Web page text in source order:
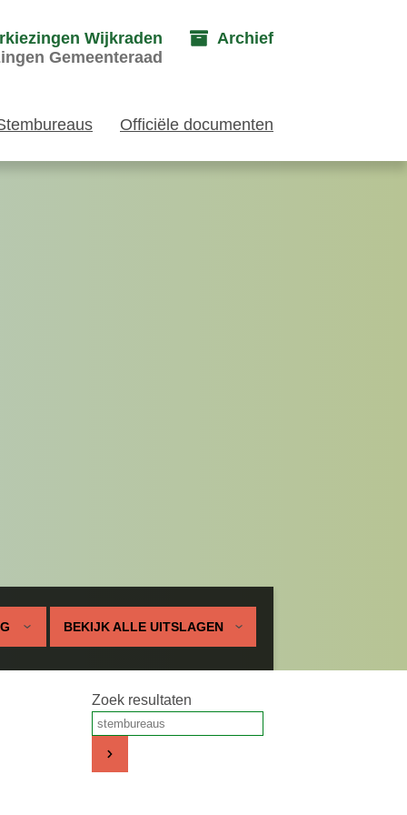
Wijkraden
Gemeenteraad
Archief
Officiële documenten
BEKIJK ALLE UITSLAGEN
Zoek resultaten